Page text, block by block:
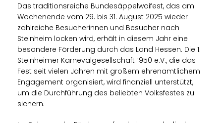
Das traditionsreiche Bundesäppelwoifest, das am
Wochenende vom 29. bis 31. August 2025 wieder
zahlreiche Besucherinnen und Besucher nach
Steinheim locken wird, erhält in diesem Jahr eine
besondere Förderung durch das Land Hessen. Die 1.
Steinheimer Karnevalgesellschaft 1950 e.V., die das
Fest seit vielen Jahren mit großem ehrenamtlichem
Engagement organisiert, wird finanziell unterstützt,
um die Durchführung des beliebten Volksfestes zu
sichern.